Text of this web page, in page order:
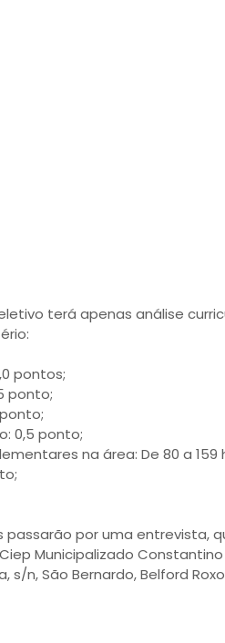
terá apenas análise
pontos;
ponto;
0,5 ponto;
na área: De 80 a 159
passarão por uma entrevista,
Municipalizado
s/n, São Bernardo, Belford